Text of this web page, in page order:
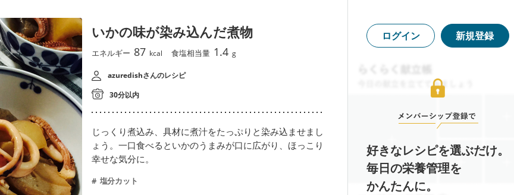
いかの味が染み込んだ煮物
エネルギー 87 kcal 食塩相当量 1.4 g
azuredishさんのレシピ
30分以内
じっくり煮込み、具材に煮汁をたっぷりと染み込ませまし
ょう。一口食べるといかのうまみが口に広がり、ほっこり
幸せな気分に。
塩分カット
ログイン 新規登録
好きなレシピを選ぶだけ。
毎日の栄養管理を
かんたんに。